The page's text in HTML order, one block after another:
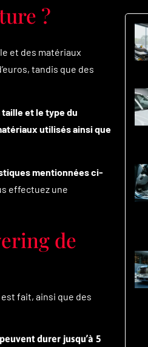
?
et des matériaux
tandis que des
et le type du
utilisés ainsi que
mentionnées ci-
effectuez une
de
fait, ainsi que des
durer jusqu’à 5